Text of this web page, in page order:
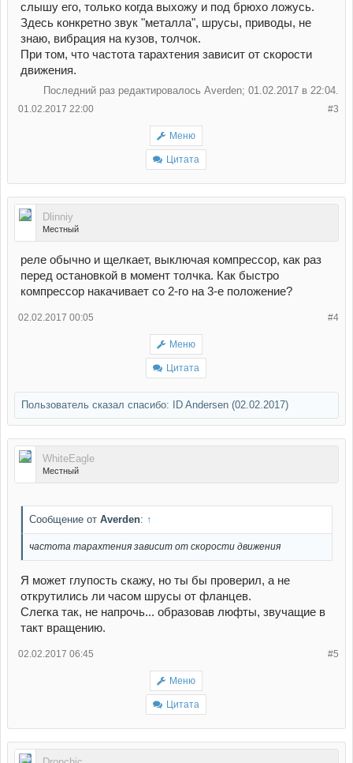
слышу его, только когда выхожу и под брюхо ложусь.
Здесь конкретно звук "металла", шрусы, приводы, не
знаю, вибрация на кузов, толчок.
При том, что частота тарахтения зависит от скорости
движения.
Последний раз редактировалось Averden; 01.02.2017 в 22:04.
#3
01.02.2017 22:00
Меню
Цитата
Dlinniy
Местный
реле обычно и щелкает, выключая компрессор, как раз
перед остановкой в момент толчка. Как быстро
компрессор накачивает со 2-го на 3-е положение?
#4
02.02.2017 00:05
Меню
Цитата
Пользователь сказал cпасибо: ID Andersen (02.02.2017)
WhiteEagle
Местный
Сообщение от Averden: ↑
частота тарахтения зависит от скорости движения
Я может глупость скажу, но ты бы проверил, а не
открутились ли часом шрусы от фланцев.
Слегка так, не напрочь... образовав люфты, звучащие в
такт вращению.
#5
02.02.2017 06:45
Меню
Цитата